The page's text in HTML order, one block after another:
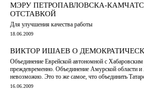
МЭРУ ПЕТРОПАВЛОВСКА-
ОТСТАВКОЙ
Для улучшения качества работы
18.06.2009
ВИКТОР ИШАЕВ О
Объединение Еврейской автономной с
преждевременно. Объединение Амурской области и
невозможно. Это то же самое, что объединить
16.06.2009